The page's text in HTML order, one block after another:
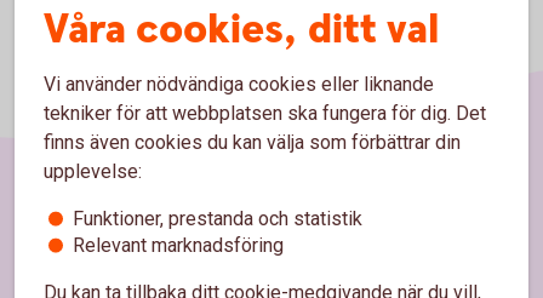
Våra cookies, ditt val
Vi använder nödvändiga cookies eller liknande
tekniker för att webbplatsen ska fungera för dig. Det
finns även cookies du kan välja som förbättrar din
upplevelse:
Funktioner, prestanda och statistik
Relevant marknadsföring
Du kan ta tillbaka ditt cookie-medgivande när du vill,
Sidfot
Hitta snabbt
Kontakta oss